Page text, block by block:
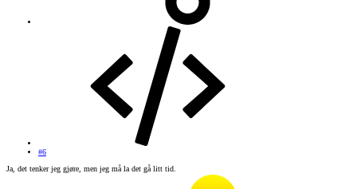
#6
Ja, det tenker jeg gjøre, men jeg må la det gå litt tid.